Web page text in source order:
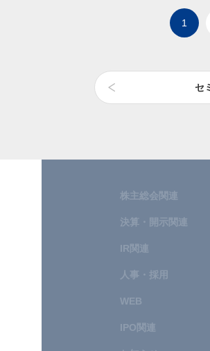
1
セ
株主総会関連
決算・開示関連
IR関連
人事・採用
WEB
IPO関連